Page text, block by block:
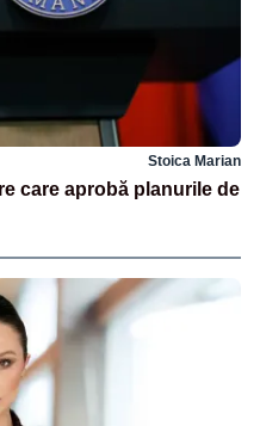
Stoica Marian
care aprobă planurile de